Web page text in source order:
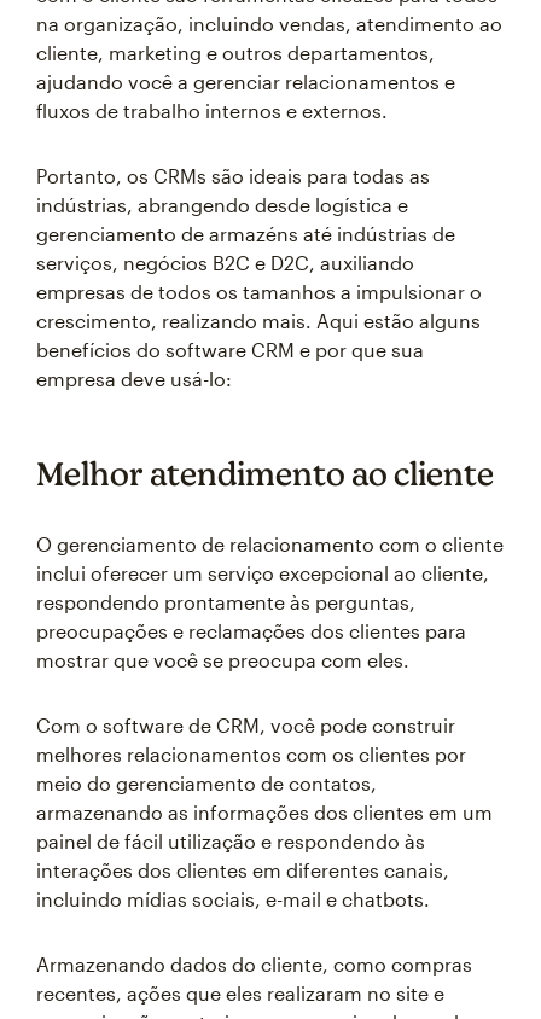
na organização, incluindo vendas, atendimento ao
cliente, marketing e outros departamentos,
ajudando você a gerenciar relacionamentos e
fluxos de trabalho internos e externos.
Portanto, os CRMs são ideais para todas as
indústrias, abrangendo desde logística e
gerenciamento de armazéns até indústrias de
serviços, negócios B2C e D2C, auxiliando
empresas de todos os tamanhos a impulsionar o
crescimento, realizando mais. Aqui estão alguns
benefícios do software CRM e por que sua
empresa deve usá-lo:
Melhor atendimento ao cliente
O gerenciamento de relacionamento com o cliente
inclui oferecer um serviço excepcional ao cliente,
respondendo prontamente às perguntas,
preocupações e reclamações dos clientes para
mostrar que você se preocupa com eles.
Com o software de CRM, você pode construir
melhores relacionamentos com os clientes por
meio do gerenciamento de contatos,
armazenando as informações dos clientes em um
painel de fácil utilização e respondendo às
interações dos clientes em diferentes canais,
incluindo mídias sociais, e-mail e chatbots.
Armazenando dados do cliente, como compras
recentes, ações que eles realizaram no site e